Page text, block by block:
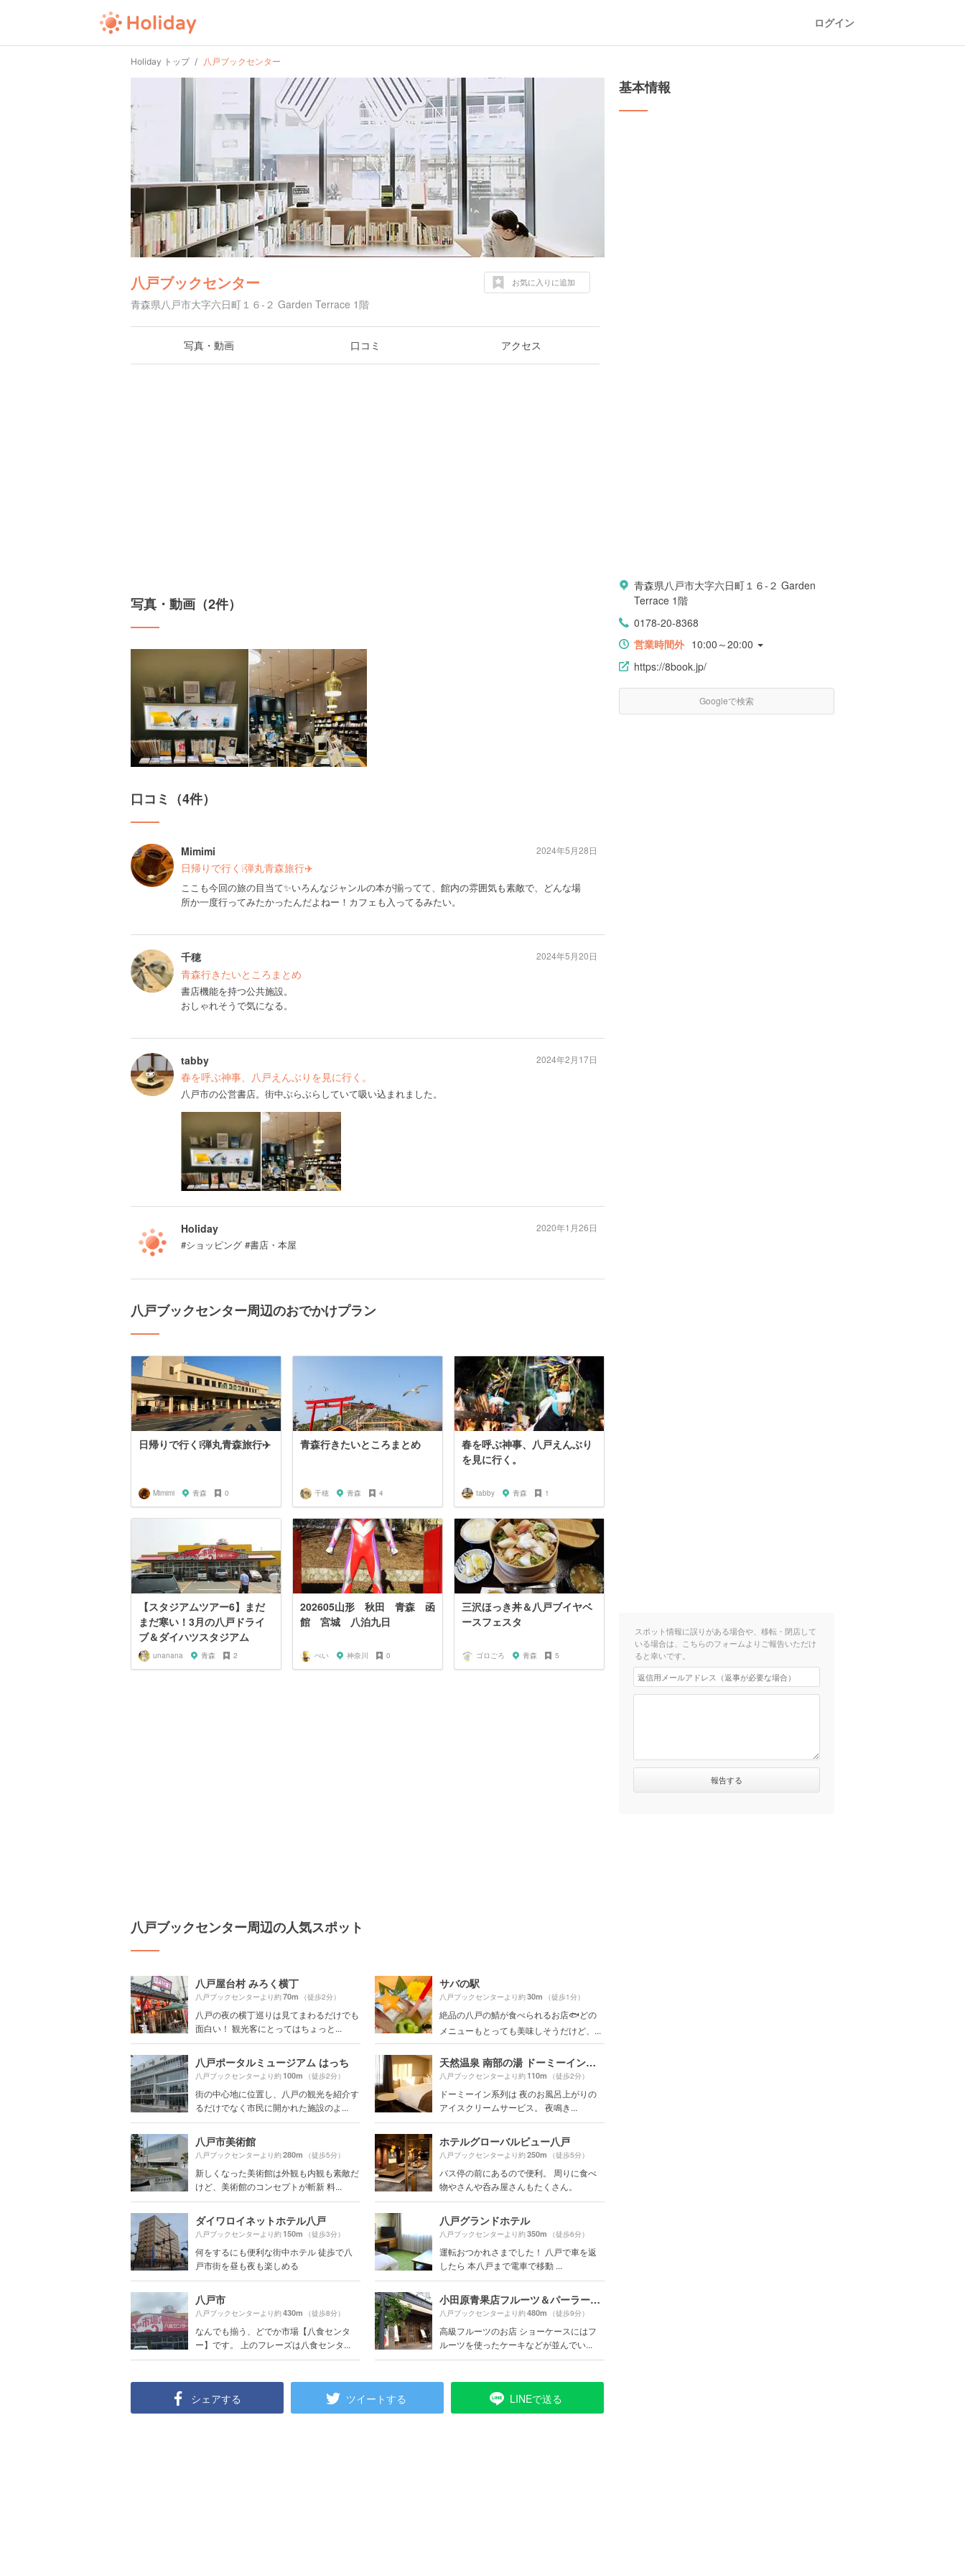
ログイン
Holiday トップ 八戸ブックセンター
八戸ブックセンター
青森県八戸市大字六日町１６-２ Garden Terrace 1階
お気に入りに追加
写真・動画 口コミ アクセス
写真・動画（2件）
口コミ（4件）
Mimimi
日帰りで行く❕弾丸青森旅行✈️
ここも今回の旅の目当て✨いろんなジャンルの本が揃ってて、館内の雰囲気も素敵で、どんな場
所か一度行ってみたかったんだよねー！カフェも入ってるみたい。
2024年5月28日
千穂
青森行きたいところまとめ
書店機能を持つ公共施設。
おしゃれそうで気になる。
2024年5月20日
tabby
春を呼ぶ神事、八戸えんぶりを見に行く。
八戸市の公営書店。街中ぶらぶらしていて吸い込まれました。
2024年2月17日
Holiday
#ショッピング #書店・本屋
2020年1月26日
八戸ブックセンター周辺のおでかけプラン
日帰りで行く❕弾丸青森旅行✈️
Mimimi 青森 0
青森行きたいところまとめ
千穂 青森 4
春を呼ぶ神事、八戸えんぶり
を見に行く。
tabby 青森 1
【スタジアムツアー6】まだ
まだ寒い！3月の八戸ドライ
ブ＆ダイハツスタジアム
unanana 青森 2
202605山形 秋田 青森 函
館 宮城 八泊九日
ぺい 神奈川 0
三沢ほっき丼＆八戸ブイヤベ
ースフェスタ
ゴロごろ 青森 5
八戸ブックセンター周辺の人気スポット
八戸屋台村 みろく横丁
八戸ブックセンターより約70m （徒歩2分）
八戸の夜の横丁巡りは見てまわるだけでも
面白い！ 観光客にとってはちょっと...
サバの駅
八戸ブックセンターより約30m （徒歩1分）
絶品の八戸の鯖が食べられるお店🐟どの
メニューもとっても美味しそうだけど、...
八戸ポータルミュージアム はっち
八戸ブックセンターより約100m （徒歩2分）
街の中心地に位置し、八戸の観光を紹介す
るだけでなく市民に開かれた施設のよ...
天然温泉 南部の湯 ドーミーイン本八戸
八戸ブックセンターより約110m （徒歩2分）
ドーミーイン系列は 夜のお風呂上がりの
アイスクリームサービス。 夜鳴き...
八戸市美術館
八戸ブックセンターより約280m （徒歩5分）
新しくなった美術館は外観も内観も素敵だ
けど、美術館のコンセプトが斬新 料...
ホテルグローバルビュー八戸
八戸ブックセンターより約250m （徒歩5分）
バス停の前にあるので便利。 周りに食べ
物やさんや呑み屋さんもたくさん。
ダイワロイネットホテル八戸
八戸ブックセンターより約150m （徒歩3分）
何をするにも便利な街中ホテル 徒歩で八
戸市街を昼も夜も楽しめる
八戸グランドホテル
八戸ブックセンターより約350m （徒歩6分）
運転おつかれさまでした！ 八戸で車を返
したら 本八戸まで電車で移動 ...
八戸市
八戸ブックセンターより約430m （徒歩8分）
なんでも揃う、どでか市場【八食センタ
ー】です。 上のフレーズは八食センタ...
小田原青果店フルーツ＆パーラーおだわら
八戸ブックセンターより約480m （徒歩9分）
高級フルーツのお店 ショーケースにはフ
ルーツを使ったケーキなどが並んでい...
シェアする ツイートする LINEで送る
基本情報
青森県八戸市大字六日町１６-２ Garden
Terrace 1階
0178-20-8368
営業時間外 10:00～20:00
https://8book.jp/
Googleで検索
スポット情報に誤りがある場合や、移転・閉店して
いる場合は、こちらのフォームよりご報告いただけ
ると幸いです。